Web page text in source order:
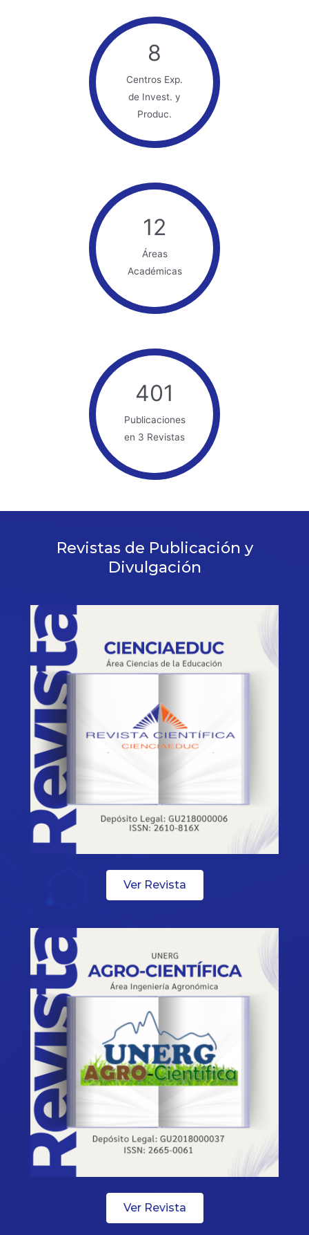
8
Centros Exp.
de Invest. y
Produc.
12
Áreas
Académicas
401
Publicaciones
en 3 Revistas
Revistas de Publicación y
Divulgación
Ver Revista
Ver Revista